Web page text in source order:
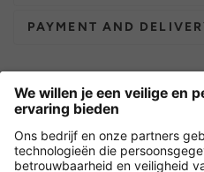
PAYMENT AND
Nederland